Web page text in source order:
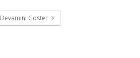
Devamını Göster